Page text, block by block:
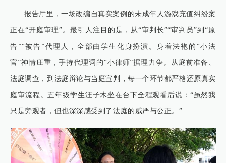
报告厅里，一场改编自真实案例的未成年人游戏充值纠纷案
正在“开庭审理”。最引人注目的是，从“审判长”“审判员”到“原
告”“被告”代理人，全部由学生化身扮演。身着法袍的“小法
官”神情庄重，手持代理词的“小律师”据理力争。从庭前准备、
法庭调查，到法庭辩论与当庭宣判，每一个环节都严格还原真实
庭审流程。五年级学生汪子木坐在台下全程观看后说：“虽然我
只是旁观者，但也深深感受到了法庭的威严与公正。”